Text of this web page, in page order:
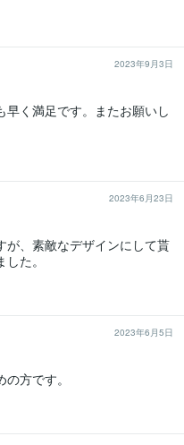
2023年9月3日
く満足です。またお願いし
2023年6月23日
が、素敵なデザインにして貰
た。
2023年6月5日
方です。